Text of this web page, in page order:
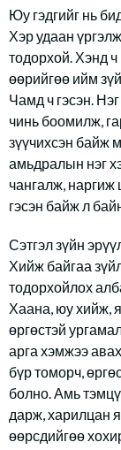
Юу гэдгийг нь
Хэр удаан
тодорхой. Хэнд
өөрийгөө ийм
Чамд ч гэсэн.
чинь боомилж,
зүүчихсэн байж
амьдралын нэг
чангалж, наргиж
гэсэн байж л
Сэтгэл зүйн
Хийж байгаа
тодорхойлох
Хаана, юу хийж,
өргөстэй
арга хэмжээ
бүр томорч,
болно. Амь
дарж, харилцан
өөрсдийгөө